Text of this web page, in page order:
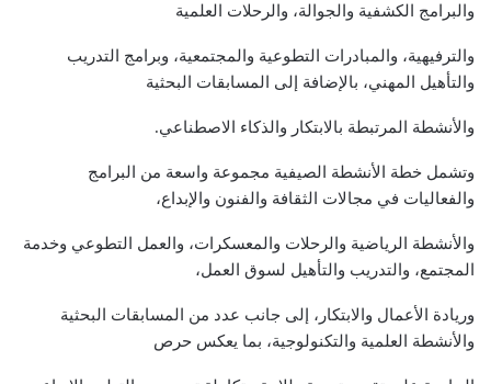
والبرامج الكشفية والجوالة، والرحلات العلمية
والترفيهية، والمبادرات التطوعية والمجتمعية، وبرامج التدريب
والتأهيل المهني، بالإضافة إلى المسابقات البحثية
والأنشطة المرتبطة بالابتكار والذكاء الاصطناعي.
وتشمل خطة الأنشطة الصيفية مجموعة واسعة من البرامج
والفعاليات في مجالات الثقافة والفنون والإبداع،
والأنشطة الرياضية والرحلات والمعسكرات، والعمل التطوعي وخدمة
المجتمع، والتدريب والتأهيل لسوق العمل،
وريادة الأعمال والابتكار، إلى جانب عدد من المسابقات البحثية
والأنشطة العلمية والتكنولوجية، بما يعكس حرص